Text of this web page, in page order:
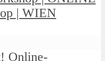
| WIEN
Online-